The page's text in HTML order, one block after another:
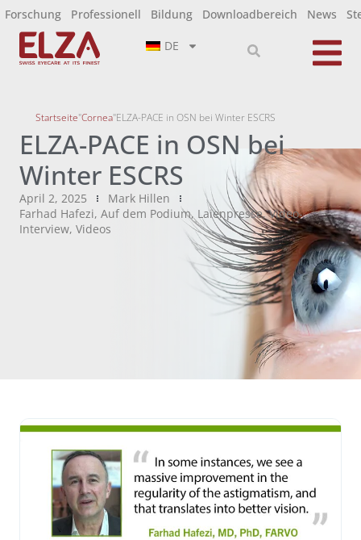
Forschung Professionell Bildung Downloadbereich News
DE
Startseite"Cornea"ELZA-PACE in OSN bei Winter ESCRS
ELZA-PACE in OSN bei
Winter ESCRS
April 2, 2025
Mark Hillen
Farhad Hafezi, Auf dem Podium, Laienpresse,Video-
Interview, Videos